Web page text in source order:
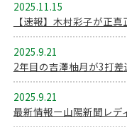
2025.11.15
【速報】木村彩子が正
2025.9.21
2年目の吉澤柚月が3打
2025.9.21
最新情報ー山陽新聞レデ